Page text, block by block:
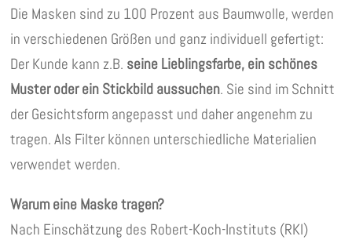
Die Masken sind zu 100 Prozent aus Baumwolle, werden
in verschiedenen Größen und ganz individuell gefertigt:
Der Kunde kann z.B. seine Lieblingsfarbe, ein schönes
Muster oder ein Stickbild aussuchen. Sie sind im Schnitt
der Gesichtsform angepasst und daher angenehm zu
tragen. Als Filter können unterschiedliche Materialien
verwendet werden.
Warum eine Maske tragen?
Nach Einschätzung des Robert-Koch-Instituts (RKI)